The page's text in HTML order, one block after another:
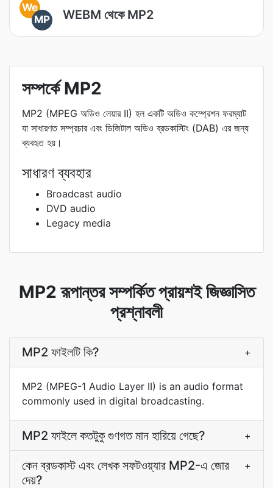
We
MP
WEBM থেকে MP2
সম্পর্কে MP2
MP2 (MPEG অডিও লেয়ার II) হল একটি অডিও কম্প্রেশন ফরম্যাট
যা সাধারণত সম্প্রচার এবং ডিজিটাল অডিও ব্রডকাস্টিং (DAB) এর জন্য
ব্যবহৃত হয়।
সাধারণ ব্যবহার
Broadcast audio
DVD audio
Legacy media
MP2 রূপান্তর সম্পর্কিত প্রায়শই জিজ্ঞাসিত
প্রশ্নাবলী
MP2 ফাইলটি কি? +
MP2 (MPEG-1 Audio Layer II) is an audio format
commonly used in digital broadcasting.
MP2 ফাইলে কতটুকু গুণগত মান হারিয়ে গেছে? +
কেন ব্রডকাস্ট এবং লেখক সফটওয়্যার MP2-এ জোর
দেয়?
+